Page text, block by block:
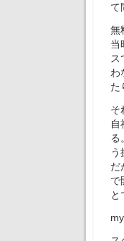
て
無
当
ス
わ
た
そ
自
る
う
だ
で
と